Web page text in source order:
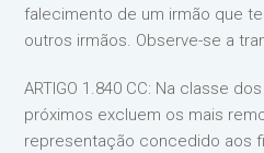
falecimento de um irmão que
outros irmãos. Observe-se a
ARTIGO 1.840 CC: Na classe
próximos excluem os mais
representação concedido aos